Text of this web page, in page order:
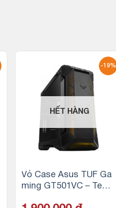
-19%
HẾT HÀNG
Vỏ Case Asus TUF Ga
ming GT501VC – Temp